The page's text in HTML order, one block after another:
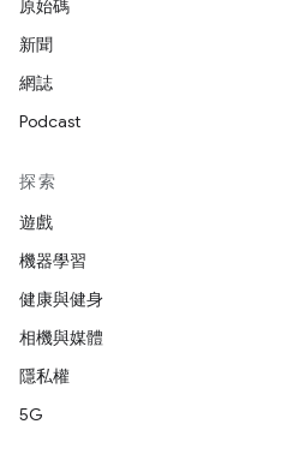
原始碼
新聞
網誌
Podcast
探索
遊戲
機器學習
健康與健身
相機與媒體
隱私權
5G